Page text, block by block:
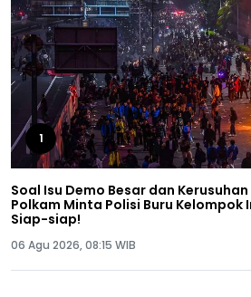
1
Soal Isu Demo Besar dan
Polkam Minta Polisi Buru Kelompok
Siap-siap!
06 Agu 2026, 08:15 WIB